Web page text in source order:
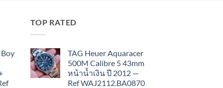
TOP RATED
TAG Heuer Aquaracer
500M Calibre 5 43mm
หน้าน้ำเงิน ปี 2012 —
Ref WAJ2112.BA0870